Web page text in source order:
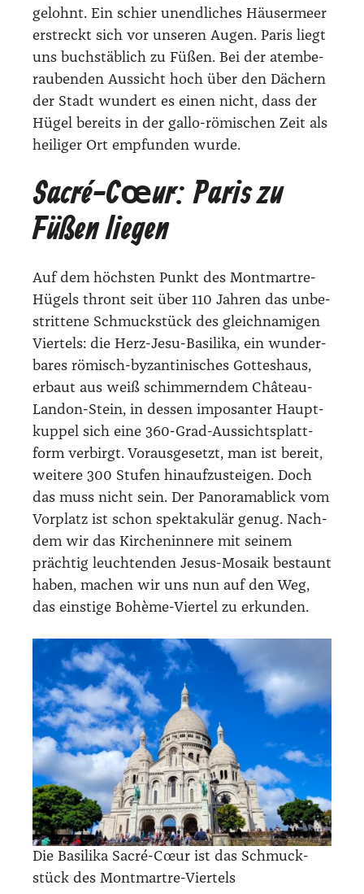
gelohnt. Ein schier unend­li­ches Häu­ser­meer
erstreckt sich vor unse­ren Augen. Paris liegt
uns buch­stäb­lich zu Füßen. Bei der atem­be­
rau­ben­den Aus­sicht hoch über den Dächern
der Stadt wun­dert es einen nicht, dass der
Hügel bereits in der gal­lo-römi­schen Zeit als
hei­li­ger Ort emp­fun­den wur­de.
Sacré-Cœur: Paris zu
Füßen liegen
Auf dem höchs­ten Punkt des Mont­mart­re-
Hügels thront seit über 110 Jah­ren das unbe­
strit­te­ne Schmuck­stück des gleich­na­mi­gen
Vier­tels: die Herz-Jesu-Basi­li­ka, ein wun­der­
ba­res römisch-byzan­ti­ni­sches Got­tes­haus,
erbaut aus weiß schim­mern­dem Châ­teau-
Lan­don-Stein, in des­sen impo­san­ter Haupt­
kup­pel sich eine 360-Grad-Aus­sichts­platt­
form ver­birgt. Vor­aus­ge­setzt, man ist bereit,
wei­te­re 300 Stu­fen hin­auf­zu­stei­gen. Doch
das muss nicht sein. Der Pan­ora­ma­blick vom
Vor­platz ist schon spek­ta­ku­lär genug. Nach­
dem wir das Kir­chen­in­ne­re mit sei­nem
präch­tig leuch­ten­den Jesus-Mosa­ik bestaunt
haben, machen wir uns nun auf den Weg,
das eins­ti­ge Bohè­me-Vier­tel zu erkun­den.
Die Basi­li­ka Sacré-Cœur ist das Schmuck­
stück des Mont­mart­re-Vier­tels